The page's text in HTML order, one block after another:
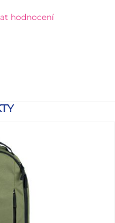
hodnocení